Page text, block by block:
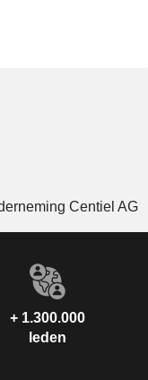
Centiel AG
+ 1.300.000
leden